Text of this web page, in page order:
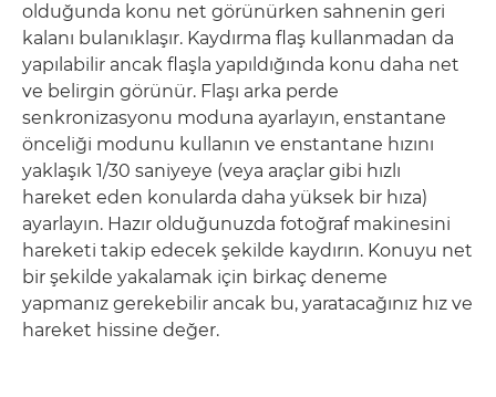
olduğunda konu net görünürken sahnenin geri
kalanı bulanıklaşır. Kaydırma flaş kullanmadan da
yapılabilir ancak flaşla yapıldığında konu daha net
ve belirgin görünür. Flaşı arka perde
senkronizasyonu moduna ayarlayın, enstantane
önceliği modunu kullanın ve enstantane hızını
yaklaşık 1/30 saniyeye (veya araçlar gibi hızlı
hareket eden konularda daha yüksek bir hıza)
ayarlayın. Hazır olduğunuzda fotoğraf makinesini
hareketi takip edecek şekilde kaydırın. Konuyu net
bir şekilde yakalamak için birkaç deneme
yapmanız gerekebilir ancak bu, yaratacağınız hız ve
hareket hissine değer.